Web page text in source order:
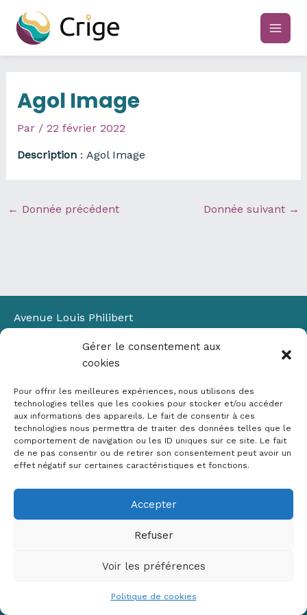
Gérer le consentement aux
cookies
Pour offrir les meilleures expériences, nous utilisons des
technologies telles que les cookies pour stocker et/ou accéder
aux informations des appareils. Le fait de consentir à ces
technologies nous permettra de traiter des données telles que le
comportement de navigation ou les ID uniques sur ce site. Le fait
de ne pas consentir ou de retirer son consentement peut avoir un
effet négatif sur certaines caractéristiques et fonctions.
Accepter
Refuser
Voir les préférences
Politique de cookies
contenu
main
Agol Image
Par / 22 février 2022
Description: Agol Image
← Donnée précédent Donnée suivant →
Avenue Louis Philibert
Bâtiment Laennec
13100 Aix-en-Provence
✉ contact@crige-paca.org
Mentions légales
RGPD
Copyright © 2026 Crige PACA